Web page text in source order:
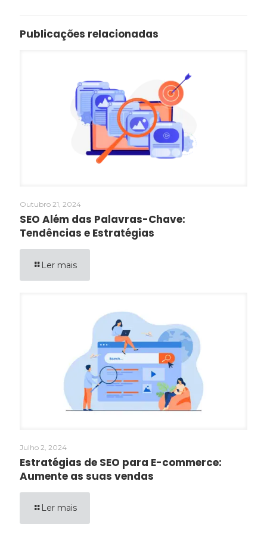
Publicações relacionadas
Outubro 21, 2024
SEO Além das Palavras-Chave:
Tendências e Estratégias
Ler mais
Julho 2, 2024
Estratégias de SEO para E-commerce:
Aumente as suas vendas
Ler mais